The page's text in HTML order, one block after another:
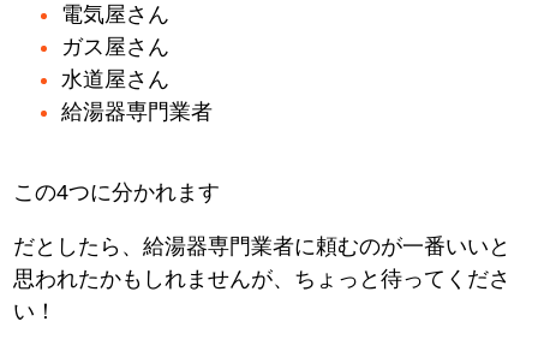
電気屋さん
ガス屋さん
水道屋さん
給湯器専門業者
この4つに分かれます
だとしたら、給湯器専門業者に頼むのが一番いいと
思われたかもしれませんが、ちょっと待ってくださ
い！